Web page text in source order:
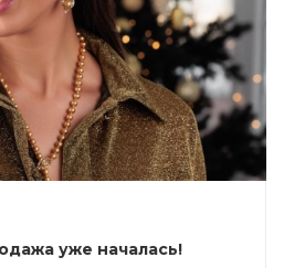
уже началась!